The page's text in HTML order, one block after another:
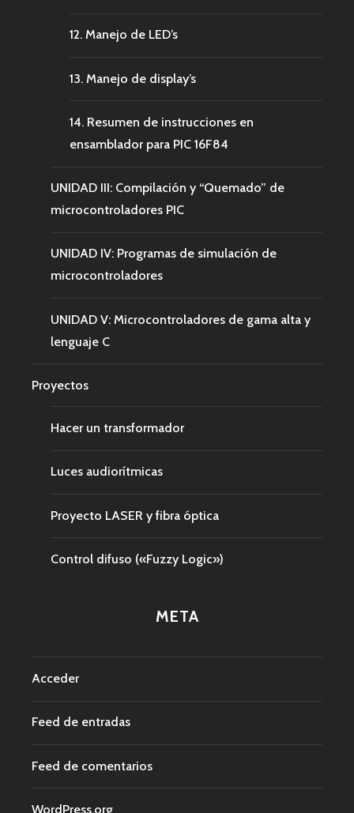
12. Manejo de LED’s
13. Manejo de display’s
14. Resumen de instrucciones en
ensamblador para PIC 16F84
UNIDAD III: Compilación y “Quemado” de
microcontroladores PIC
UNIDAD IV: Programas de simulación de
microcontroladores
UNIDAD V: Microcontroladores de gama alta y
lenguaje C
Proyectos
Hacer un transformador
Luces audiorítmicas
Proyecto LASER y fibra óptica
Control difuso («Fuzzy Logic»)
META
Acceder
Feed de entradas
Feed de comentarios
WordPress.org